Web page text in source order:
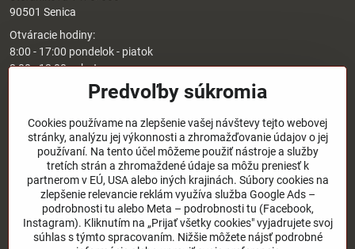
90501 Senica
Otváracie hodiny:
8:00 - 17:00 pondelok - piatok
8:00 - 12:00 sobota
Nedeľa - zatvorené
O nás
Užitočné odkazy
© 2026Copyright
Predvoľby súkromiaZásady ochrany osobných údajov
Predvoľby súkromia
Cookies používame na zlepšenie vašej návštevy tejto webovej
stránky, analýzu jej výkonnosti a zhromažďovanie údajov o jej
používaní. Na tento účel môžeme použiť nástroje a služby
tretích strán a zhromaždené údaje sa môžu preniesť k
partnerom v EÚ, USA alebo iných krajinách. Súbory cookies na
zlepšenie relevancie reklám využíva služba Google Ads –
podrobnosti tu alebo Meta – podrobnosti tu (Facebook,
Instagram). Kliknutím na „Prijať všetky cookies" vyjadrujete svoj
súhlas s týmto spracovaním. Nižšie môžete nájsť podrobné